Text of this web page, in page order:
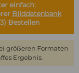
einfach:
Bilddatenbank
Bestellen
größeren Formaten
Ergebnis.